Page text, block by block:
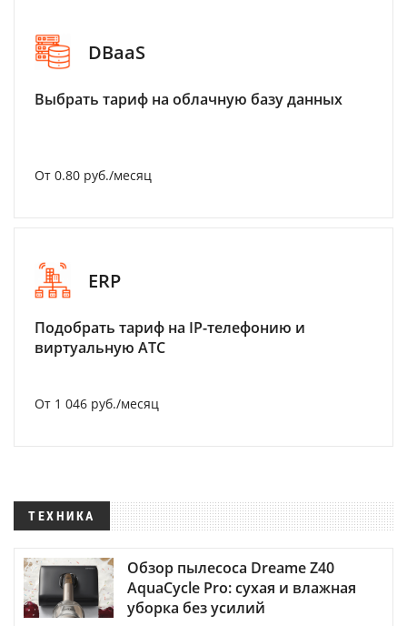
DBaaS
Выбрать тариф на облачную базу данных
От 0.80 руб./месяц
ERP
Подобрать тариф на IP-телефонию и
виртуальную АТС
От 1 046 руб./месяц
ТЕХНИКА
Обзор пылесоса Dreame Z40
AquaCycle Pro: сухая и влажная
уборка без усилий